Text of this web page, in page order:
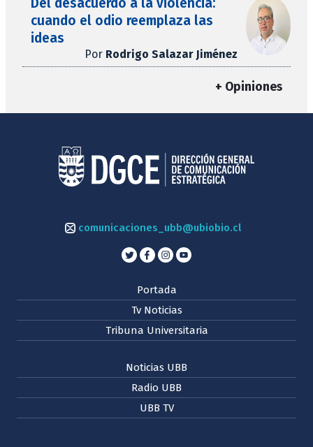
cuando el odio reemplaza las
ideas
Por Rodrigo Salazar Jiménez
+ Opiniones
comunicaciones_ubb@ubiobio.cl
Portada
Tv Noticias
Tribuna Universitaria
Noticias UBB
Radio UBB
UBB TV